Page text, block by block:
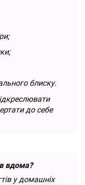
блиску.
до себе
вдома?
у домашніх